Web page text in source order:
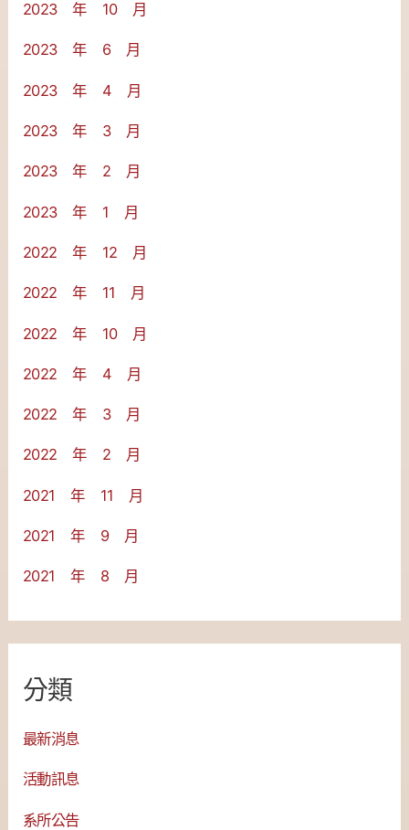
2023 年 10 月
2023 年 6 月
2023 年 4 月
2023 年 3 月
2023 年 2 月
2023 年 1 月
2022 年 12 月
2022 年 11 月
2022 年 10 月
2022 年 4 月
2022 年 3 月
2022 年 2 月
2021 年 11 月
2021 年 9 月
2021 年 8 月
分類
最新消息
活動訊息
系所公告